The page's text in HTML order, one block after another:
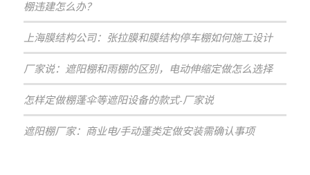
棚违建怎么办？
上海膜结构公司：张拉膜和膜结构停车棚如何施工设计
厂家说：遮阳棚和雨棚的区别，电动伸缩定做怎么选择
怎样定做棚蓬伞等遮阳设备的款式-厂家说
遮阳棚厂家：商业电/手动蓬类定做安装需确认事项